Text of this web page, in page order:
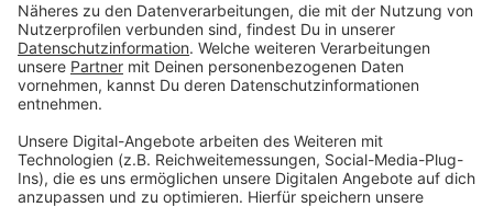
Du möchtest uns etwas sagen?
Kontaktformular